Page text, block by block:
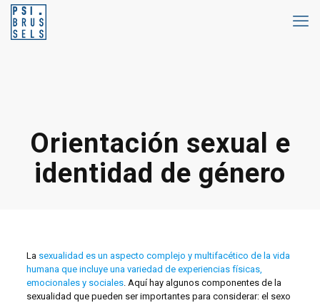
Orientación sexual e
identidad de género
La sexualidad es un aspecto complejo y multifacético de la vida
humana que incluye una variedad de experiencias físicas,
emocionales y sociales. Aquí hay algunos componentes de la
sexualidad que pueden ser importantes para considerar: el sexo